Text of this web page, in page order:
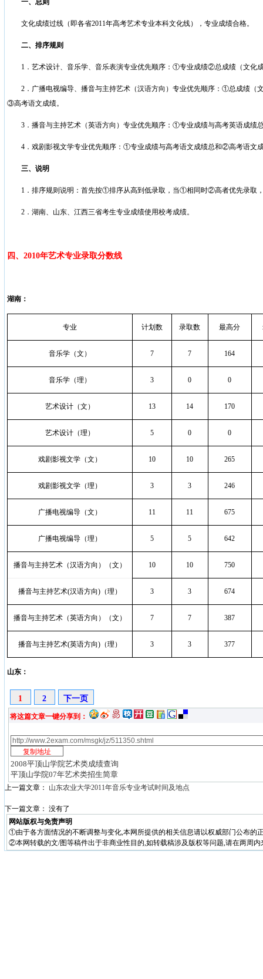
一、总则
文化成绩过线（即各省2011年高考艺术专业本科文化线），专业成绩合格。
二、排序规则
1．艺术设计、音乐学、音乐表演专业优先顺序：①专业成绩②总成绩（文化
2．广播电视编导、播音与主持艺术（汉语方向）专业优先顺序：①总成绩（
③高考语文成绩。
3．播音与主持艺术（英语方向）专业优先顺序：①专业成绩与高考英语成
4．戏剧影视文学专业优先顺序：①专业成绩与高考语文成绩总和②高考语文
三、说明
1．排序规则说明：首先按①排序从高到低录取，当①相同时②高者优先录取
2．湖南、山东、江西三省考生专业成绩使用校考成绩。
四、 2010年艺术专业录取分数线
湖南：
专业 计划数 录取数 最高分
音乐学（文） 7 7 164
音乐学（理） 3 0 0
艺术设计（文） 13 14 170
艺术设计（理） 5 0 0
戏剧影视文学（文） 10 10 265
戏剧影视文学（理） 3 3 246
广播电视编导（文） 11 11 675
广播电视编导（理） 5 5 642
播音与主持艺术（汉语方向）（文） 10 10 750
播音与主持艺术(汉语方向)（理） 3 3 674
播音与主持艺术（英语方向）（文） 7 7 387
播音与主持艺术(英语方向)（理） 3 3 377
山东：
1 2 下一页
将这篇文章一键分享到：
2008平顶山学院艺术类成绩查询
平顶山学院07年艺术类招生简章
上一篇文章： 山东农业大学2011年音乐专业考试时间及地点
下一篇文章： 没有了
网站版权与免责声明
①由于各方面情况的不断调整与变化,本网所提供的相关信息请以权威部门公布的
②本网转载的文/图等稿件出于非商业性目的,如转载稿涉及版权等问题,请在两周内